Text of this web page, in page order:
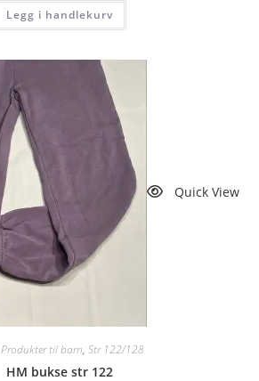
Legg i handlekurv
Quick View
Produkter til barn, Str 122/128
HM bukse str 122